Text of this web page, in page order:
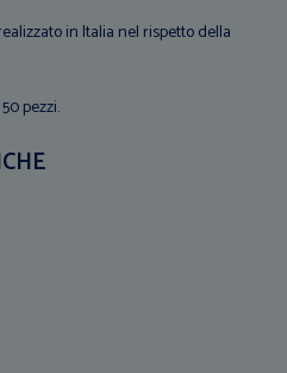
in Italia nel rispetto della
pezzi.